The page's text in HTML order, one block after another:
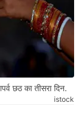
छठ का तीसरा दिन.
istock